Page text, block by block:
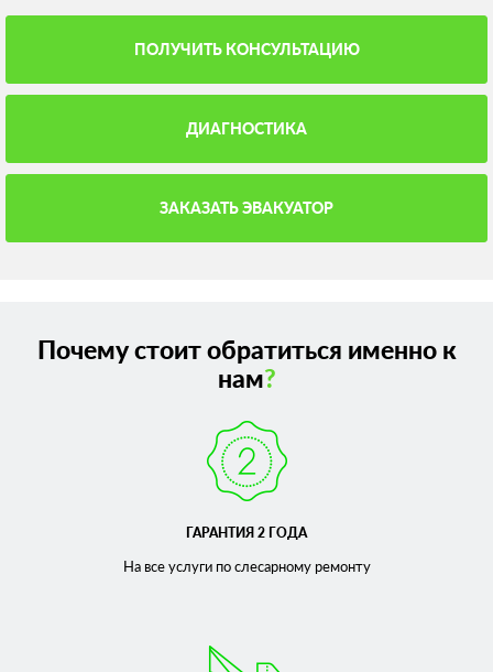
ПОЛУЧИТЬ КОНСУЛЬТАЦИЮ
ДИАГНОСТИКА
ЗАКАЗАТЬ ЭВАКУАТОР
Почему стоит обратиться именно к
нам?
ГАРАНТИЯ 2 ГОДА
На все услуги по слесарномуремонту